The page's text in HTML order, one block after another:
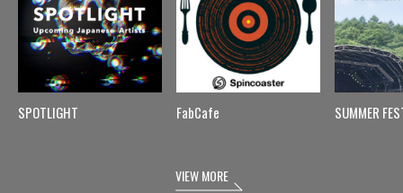
SPOTLIGHT FabCafe SUMMER
VIEW MORE